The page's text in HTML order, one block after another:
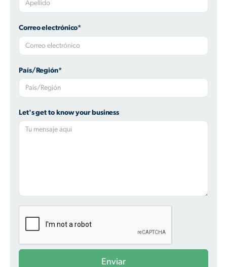
Correo electrónico*
País/Región*
Let's get to know your business